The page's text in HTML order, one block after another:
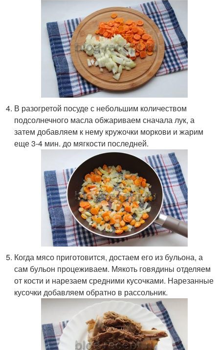
В разогретой посуде с небольшим количеством
подсолнечного масла обжариваем сначала лук, а
затем добавляем к нему кружочки моркови и жарим
еще 3-4 мин. до мягкости последней.
Когда мясо приготовится, достаем его из бульона, а
сам бульон процеживаем. Мякоть говядины отделяем
от кости и нарезаем средними кусочками. Нарезанные
кусочки добавляем обратно в рассольник.